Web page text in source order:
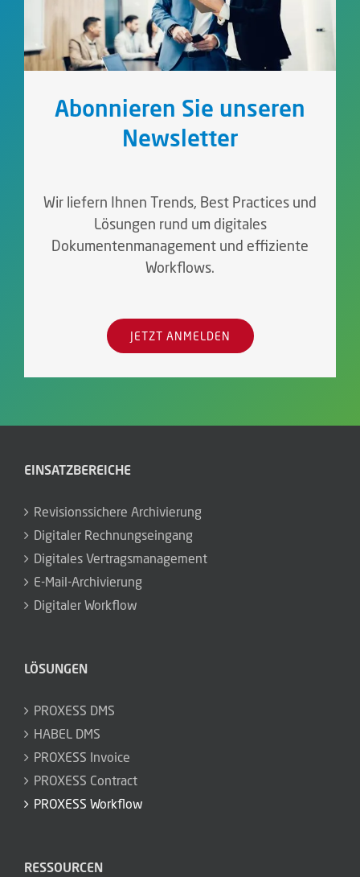
Abonnieren Sie unseren
Newsletter
Wir liefern Ihnen Trends, Best Practices und
Lösungen rund um digitales
Dokumentenmanagement und effiziente
Workflows.
JETZT ANMELDEN
EINSATZBEREICHE
Revisionssichere Archivierung
Digitaler Rechnungseingang
Digitales Vertragsmanagement
E-Mail-Archivierung
Digitaler Workflow
LÖSUNGEN
PROXESS DMS
HABEL DMS
PROXESS Invoice
PROXESS Contract
PROXESS Workflow
RESSOURCEN